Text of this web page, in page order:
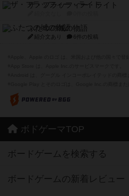
ザ・フラッフィー・ライト
ふたつの城の物語
紹介文あり 6件の投稿
ボドゲーマTOP
ボードゲームを検索する
ボードゲームの新着レビュー